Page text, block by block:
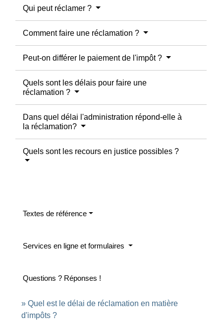
Qui peut réclamer ?
Comment faire une réclamation ?
Peut-on différer le paiement de l'impôt ?
Quels sont les délais pour faire une
réclamation ?
Dans quel délai l'administration répond-elle à
la réclamation?
Quels sont les recours en justice possibles ?
Textes de référence
Services en ligne et formulaires
Questions ? Réponses !
Quel est le délai de réclamation en matière
d'impôts ?